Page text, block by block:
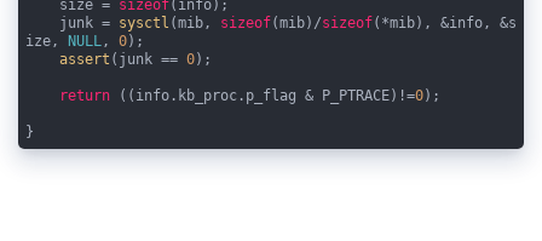
    size =
sizeof(info);
    junk =
sysctl (mib, sizeof(mib)/sizeof(*mib), &info, &s
ize,
NULL, 0);
assert (junk == 0);
return ((info.kb_proc.p_flag & P_PTRACE)!=0);
}